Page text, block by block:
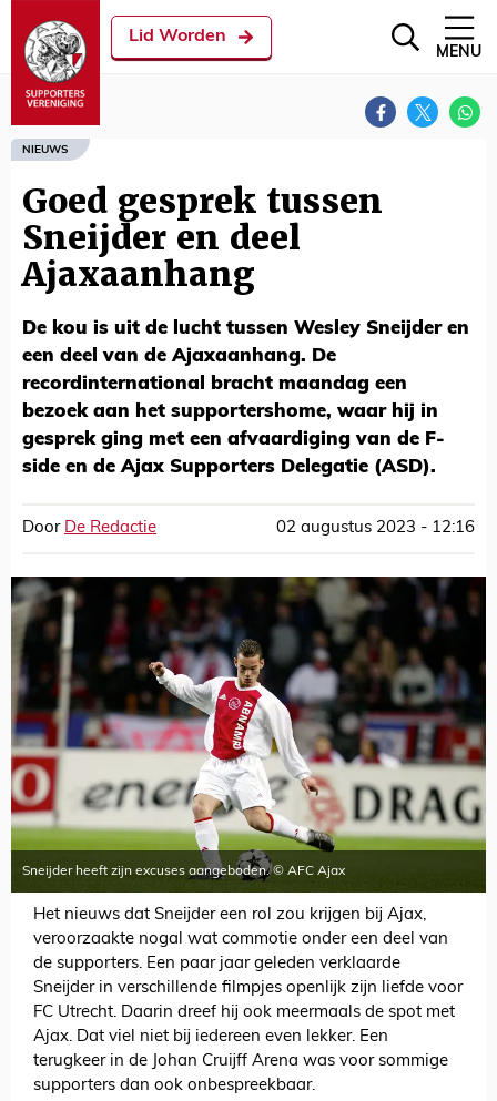
Lid Worden
MENU
NIEUWS
Goed gesprek tussen
Sneijder en deel
Ajaxaanhang
De kou is uit de lucht tussen Wesley Sneijder en
een deel van de Ajaxaanhang. De
recordinternational bracht maandag een
bezoek aan het supportershome, waar hij in
gesprek ging met een afvaardiging van de F-
side en de Ajax Supporters Delegatie (ASD).
Door De Redactie 02 augustus 2023 - 12:16
Sneijder heeft zijn excuses aangeboden. © AFC Ajax
Het nieuws dat Sneijder een rol zou krijgen bij Ajax,
veroorzaakte nogal wat commotie onder een deel van
de supporters. Een paar jaar geleden verklaarde
Sneijder in verschillende filmpjes openlijk zijn liefde voor
FC Utrecht. Daarin dreef hij ook meermaals de spot met
Ajax. Dat viel niet bij iedereen even lekker. Een
terugkeer in de Johan Cruijff Arena was voor sommige
supporters dan ook onbespreekbaar.